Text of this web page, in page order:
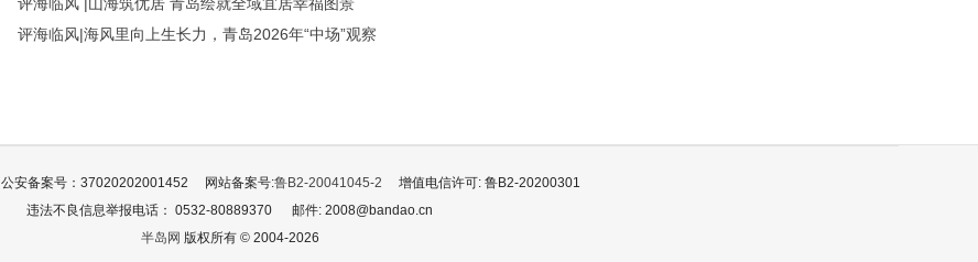
评海临风|海风里向上生长力，青岛2026年“中场”观察
公安备案号：37020202001452 网站备案号:鲁B2-20041045-2
增值电信许可: 鲁B2-20200301
违法不良信息举报电话： 0532-80889370
邮件: 2008@bandao.cn
半岛网 版权所有 © 2004-2026